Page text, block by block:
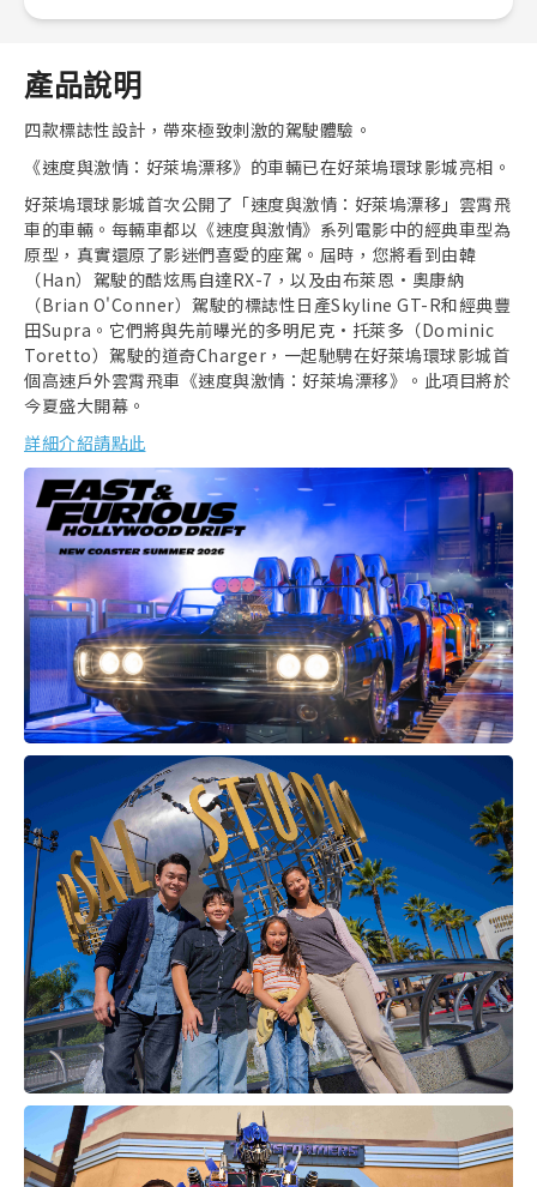
產品說明
四款標誌性設計，帶來極致刺激的駕駛體驗。
《速度與激情：好萊塢漂移》的車輛已在好萊塢環球影城亮相。
好萊塢環球影城首次公開了「速度與激情：好萊塢漂移」雲霄飛
車的車輛。每輛車都以《速度與激情》系列電影中的經典車型為
原型，真實還原了影迷們喜愛的座駕。屆時，您將看到由韓
（Han）駕駛的酷炫馬自達RX-7，以及由布萊恩·奧康納
（Brian O'Conner）駕駛的標誌性日產Skyline GT-R和經典豐
田Supra。它們將與先前曝光的多明尼克·托萊多（Dominic
Toretto）駕駛的道奇Charger，一起馳騁在好萊塢環球影城首
個高速戶外雲霄飛車《速度與激情：好萊塢漂移》。此項目將於
今夏盛大開幕。
詳細介紹請點此